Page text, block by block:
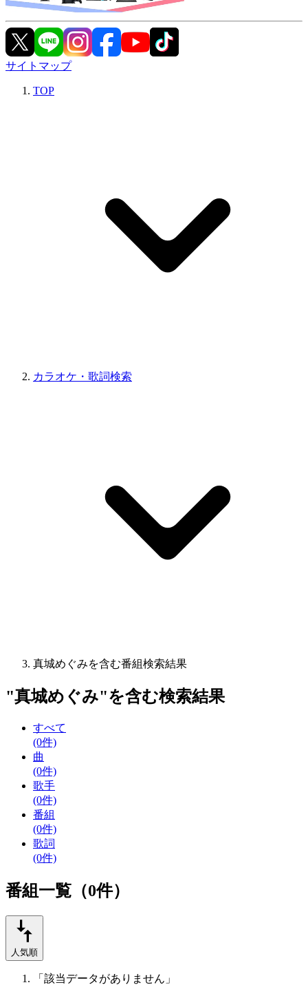
サイトマップ
TOP
カラオケ・歌詞検索
真城めぐみを含む番組検索結果
"真城めぐみ"を含む検索結果
すべて
(0件)
曲
(0件)
歌手
(0件)
番組
(0件)
歌詞
(0件)
番組一覧（0件）
人気順
「該当データがありません」